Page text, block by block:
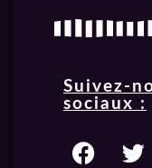
Suivez-
sociaux :